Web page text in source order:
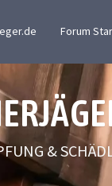
Forum
&